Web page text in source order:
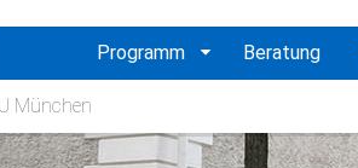
München
Programm Beratung